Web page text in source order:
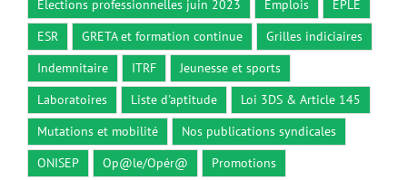
Elections professionnelles juin 2023
Emplois
EPLE
ESR
GRETA et formation continue
Grilles indiciaires
Indemnitaire
ITRF
Jeunesse et sports
Laboratoires
Liste d'aptitude
Loi 3DS & Article 145
Mutations et mobilité
Nos publications syndicales
ONISEP
Op@le/Opér@
Promotions